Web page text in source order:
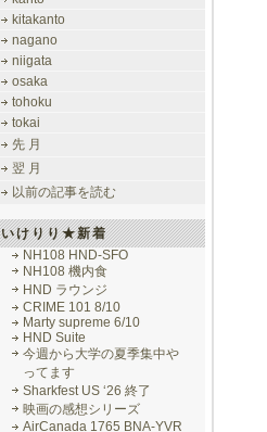
kitakanto
nagano
niigata
osaka
tohoku
tokai
先 月
翌 月
以前の記事を読む
いけりり★新着
NH108 HND-SFO
NH108 機内食
HND ラウンジ
CRIME 101 8/10
Marty supreme 6/10
HND Suite
今週から大学の夏季集中や
ってます
Sharkfest US ‘26 終了
映画の感想シリーズ
AirCanada 1765 BNA-YVR